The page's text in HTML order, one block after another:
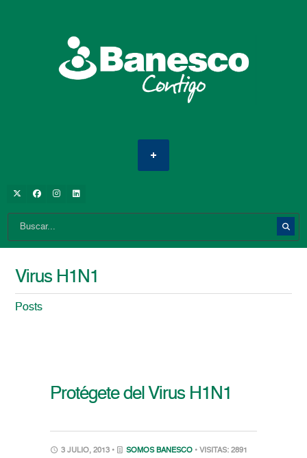
Virus H1N1
Posts
Protégete del Virus H1N1
3 JULIO, 2013 • SOMOS BANESCO • VISITAS: 2891